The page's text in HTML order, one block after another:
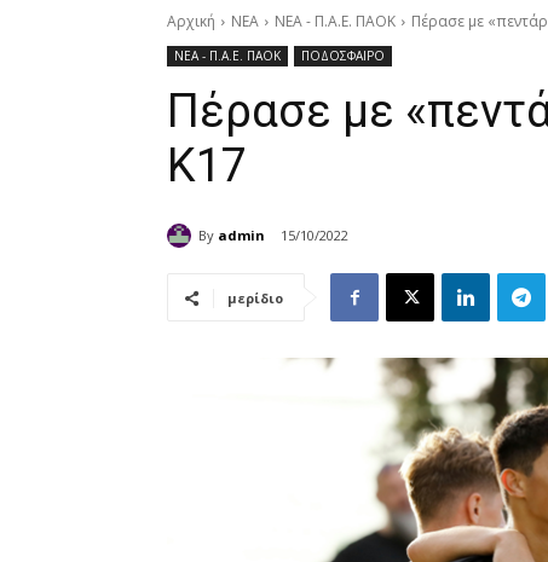
Αρχική ΝΕΑ ΝΕΑ - Π.Α.Ε. ΠΑΟΚ Πέρασε με
ΝΕΑ - Π.Α.Ε. ΠΑΟΚ ΠΟΔΟΣΦΑΙΡΟ
Πέρασε με
Κ17
By admin 15/10/2022
μερίδιο